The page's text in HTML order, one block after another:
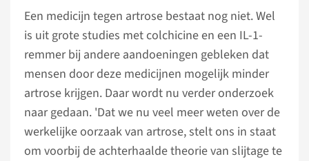
Een medicijn tegen artrose bestaat nog niet. Wel
is uit grote studies met colchicine en een IL-1-
remmer bij andere aandoeningen gebleken dat
mensen door deze medicijnen mogelijk minder
artrose krijgen. Daar wordt nu verder onderzoek
naar gedaan. 'Dat we nu veel meer weten over de
werkelijke oorzaak van artrose, stelt ons in staat
om voorbij de achterhaalde theorie van slijtage te